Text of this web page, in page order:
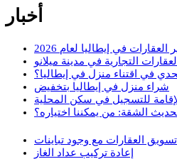
أخبار
في إيطاليا لعام 2026
التجارية في مدينة ميلانو
في اقتناء منزل في إيطاليا؟
شراء منزل في إيطاليا بتخفيض
للتسجيل في سكن المحلية
الشقة: من يمكننا اختياره؟
تسويق العقارات مع وجود تباينات
إعادة تركيب عداد الغاز